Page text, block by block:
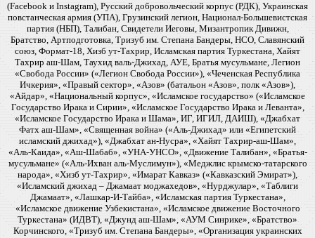
(Facebook и Instagram), Русский добровольческий корпус (РДК), Украинская
повстанческая армия (УПА), Грузинский легион, Национал-Большевистская
партия (НБП), Талибан, Свидетели Иеговы, Мизантропик Дивижн,
Братство, Артподготовка, Тризуб им. Степана Бандеры, НСО, Славянский
союз, Формат-18, Хизб ут-Тахрир, Исламская партия Туркестана, Хайят
Тахрир аш-Шам, Таухид валь-Джихад, АУЕ, Братья мусульмане, Легион
«Свобода России» («Легион Свобода России»), «Чеченская Республика
Ичкерия», «Правый сектор», «Азов» (батальон «Азов», полк «Азов»),
«Айдар», «Национальный корпус», «Исламское государство» («Исламское
Государство Ирака и Сирии», «Исламское Государство Ирака и Леванта»,
«Исламское Государство Ирака и Шама», ИГ, ИГИЛ, ДАИШ), «Джабхат
Фатх аш-Шам», «Священная война» («Аль-Джихад» или «Египетский
исламский джихад»), «Джабхат ан-Нусра», «Хайят Тахрир-аш-Шам»,
«Аль-Каида», «Аш-Шабаб», «УНА-УНСО», «Движение Талибан», «Братья-
мусульмане» («Аль-Ихван аль-Муслимун»), «Меджлис крымско-татарского
народа», «Хизб ут-Тахрир», «Имарат Кавказ» («Кавказский Эмират»),
«Исламский джихад – Джамаат моджахедов», «Нурджулар», «Таблиги
Джамаат», «Лашкар-И-Тайба», «Исламская партия Туркестана»,
«Исламское движение Узбекистана», «Исламское движение Восточного
Туркестана» (ИДВТ), «Джунд аш-Шам», «АУМ Синрике», «Братство»
Корчинского, «Тризуб им. Степана Бандеры», «Организация украинских